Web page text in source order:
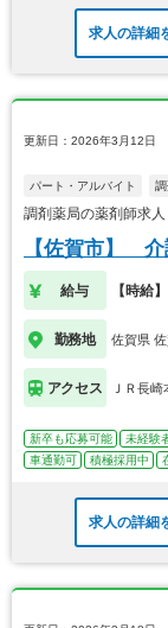
求人の詳細
更新日：2026年3月12日
パート・アルバイト
調剤薬局の薬剤師求
【佐賀市】
給与 【時給
勤務地 佐賀県
アクセス ＪＲ長
新卒も応募可能 未経験
車通勤可
積極採用中
求人の詳細